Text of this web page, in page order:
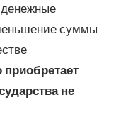
суммы
приобретает
не